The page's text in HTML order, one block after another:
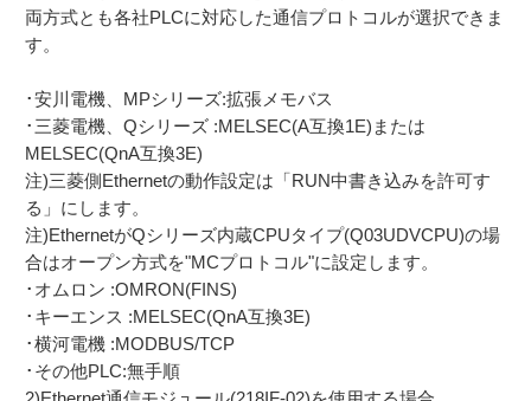
両方式とも各社PLCに対応した通信プロトコルが選択できま
す。
･安川電機、MPシリーズ:拡張メモバス
･三菱電機、Qシリーズ :MELSEC(A互換1E)または
MELSEC(QnA互換3E)
注)三菱側Ethernetの動作設定は「RUN中書き込みを許可す
る」にします。
注)EthernetがQシリーズ内蔵CPUタイプ(Q03UDVCPU)の場
合はオープン方式を"MCプロトコル"に設定します。
･オムロン :OMRON(FINS)
･キーエンス :MELSEC(QnA互換3E)
･横河電機 :MODBUS/TCP
･その他PLC:無手順